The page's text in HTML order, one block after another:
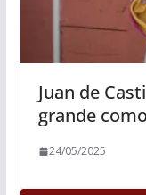
Juan de
grande
24/05/2025